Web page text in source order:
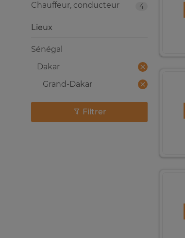
4
Chauffeur, conducteur
Lieux
Sénégal
Dakar
Grand-Dakar
Filtrer